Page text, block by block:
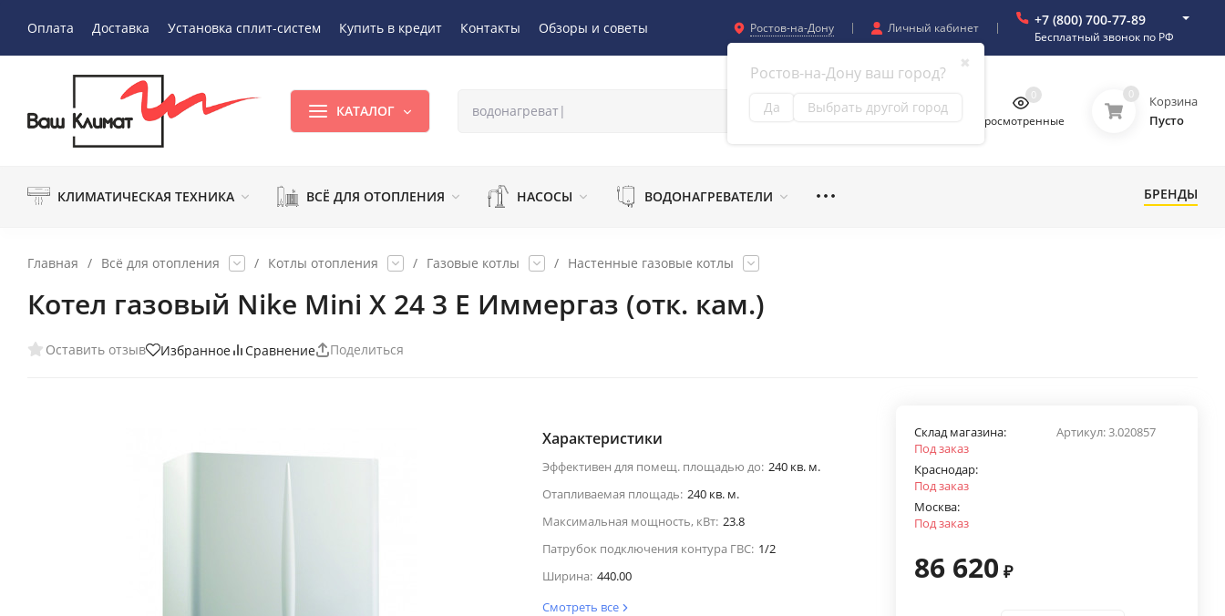
Оплата Доставка Установка сплит-систем Купить в кредит Контакты Обзоры и советы Ростов-на-Дону
✖
Ростов-на-Дону ваш город?
Да Выбрать другой город
Личный кабинет +7 (800) 700-77-89
Бесплатный звонок по РФ
КАТАЛОГ
Просмотренные
0 0
Корзина
Пусто
КЛИМАТИЧЕСКАЯ ТЕХНИКА ВСЁ ДЛЯ ОТОПЛЕНИЯ НАСОСЫ ВОДОНАГРЕВАТЕЛИ БРЕНДЫ
Главная / Всё для отопления / Котлы отопления / Газовые котлы / Настенные газовые котлы
Котел газовый Nike Mini Х 24 3 E Иммергаз (отк. кам.)
Оставить отзыв Избранное Сравнение Поделиться
Характеристики
Эффективен для помещ. площадью до: 240 кв. м.
Отапливаемая площадь: 240 кв. м.
Максимальная мощность, кВт: 23.8
Патрубок подключения контура ГВС: 1/2
Ширина: 440.00
Смотреть все
Артикул:3.020857
Склад магазина:
Под заказ
Краснодар:
Под заказ
Москва:
Под заказ
86 620 ₽